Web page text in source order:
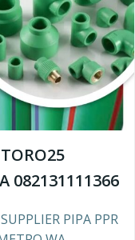
082131111366
PIPA PPR